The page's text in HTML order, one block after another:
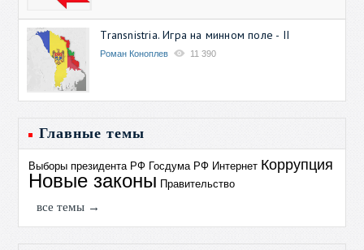
Transnistria. Игра на минном поле - II
Роман Коноплев 11 390
Главные темы
Выборы президента РФ Госдума РФ Интернет Коррупция
Новые законы Правительство
все темы →